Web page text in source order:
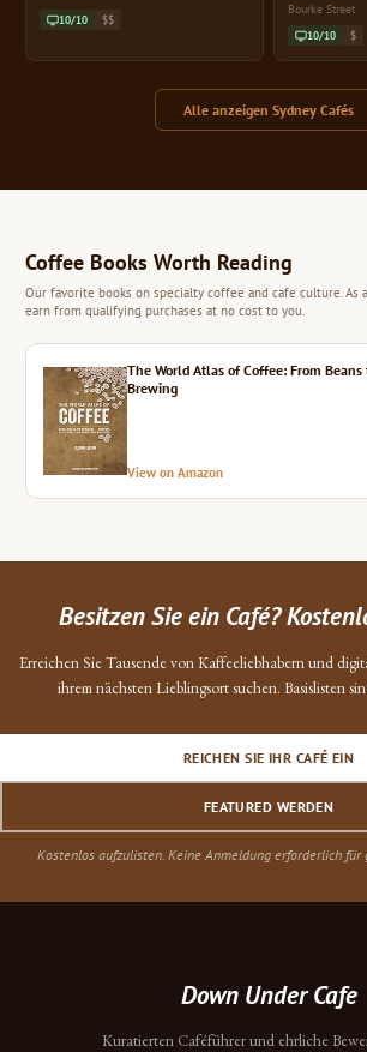
10/10 $$
Bourke Street
10/10 $
Alle anzeigen Sydney Cafés
Coffee Books Worth Reading
Our favorite books on specialty coffee and cafe culture. As
earn from qualifying purchases at no cost to you.
The World Atlas of Coffee: From Beans
Brewing
View on Amazon
Besitzen Sie ein Café?
Erreichen Sie Tausende von Kaffeeliebhabern und
ihrem nächsten Lieblingsort suchen. Basislisten
REICHEN SIE IHR CAFÉ EIN
FEATURED WERDEN
Kostenlos aufzulisten. Keine Anmeldung erforderlich für
Down Under Cafe
Kuratierten Caféführer und ehrliche